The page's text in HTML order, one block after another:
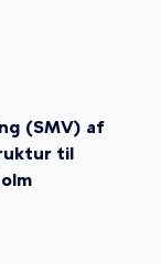
(SMV) af
til